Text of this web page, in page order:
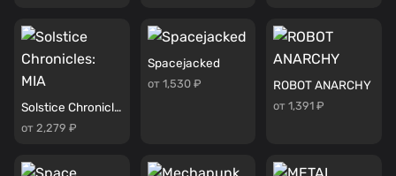
Solstice Chronicles: MIA
от 2,279 ₽
Spacejacked
от 1,530 ₽ ROBOT ANARCHY
от 1,391 ₽